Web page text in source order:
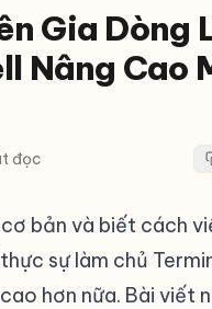
Gia Dòng
Nâng Cao
đọc
bản và biết cách
sự làm chủ
hơn nữa. Bài viết